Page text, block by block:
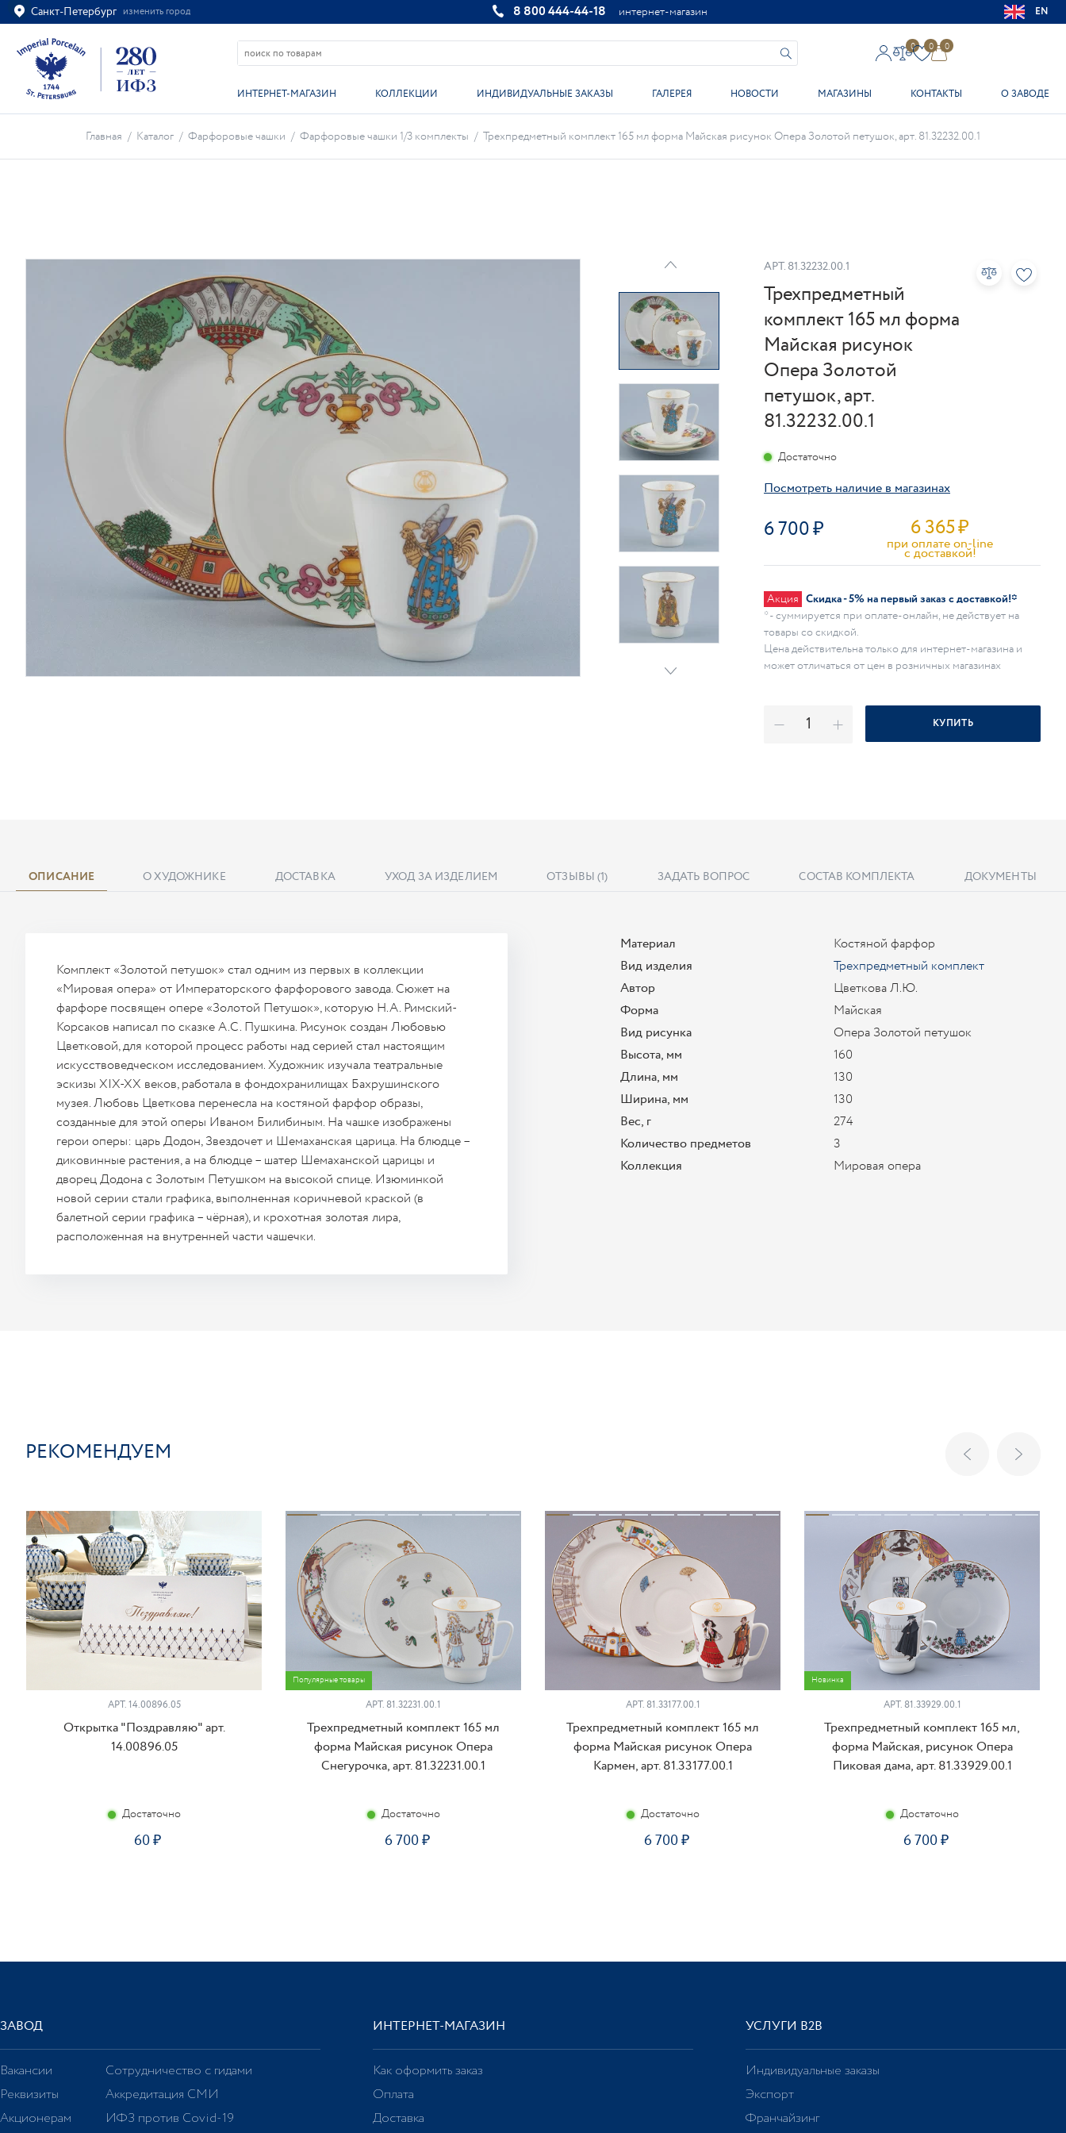
Санкт-Петербург изменить город
Ваш город Санкт-Петербург?
ВСЁ ВЕРНО ИЗМЕНИТЬ
8 800 444-44-18 интернет-магазин EN
0 0 0
ИНТЕРНЕТ-МАГАЗИН КОЛЛЕКЦИИ ИНДИВИДУАЛЬНЫЕ ЗАКАЗЫ ГАЛЕРЕЯ НОВОСТИ МАГАЗИНЫ КОНТАКТЫ О ЗАВОДЕ
Главная / Каталог / Фарфоровые чашки / Фарфоровые чашки 1/3 комплекты / Трехпредметный комплект 165 мл форма Майская рисунок Опера Золотой петушок, арт. 81.32232.00.1
АРТ. 81.32232.00.1
Трехпредметный
комплект 165 мл форма
Майская рисунок
Опера Золотой
петушок, арт.
81.32232.00.1
6 700 6 365₽
при оплате on-line
c доставкой!
Посмотреть наличие в магазинах
Достаточно
Акция Скидка - 5% на первый заказ с доставкой!*
* - суммируется при оплате-онлайн, не действует на
товары со скидкой.
Цена действительна только для интернет-магазина и
может отличаться от цен в розничных магазинах
КУПИТЬ
ОПИСАНИЕ О ХУДОЖНИКЕ ДОСТАВКА УХОД ЗА ИЗДЕЛИЕМ ОТЗЫВЫ (1) ЗАДАТЬ ВОПРОС СОСТАВ КОМПЛЕКТА ДОКУМЕНТЫ
Комплект «Золотой петушок» стал одним из первых в коллекции
«Мировая опера» от Императорского фарфорового завода. Сюжет на
фарфоре посвящен опере «Золотой Петушок», которую Н.А. Римский-
Корсаков написал по сказке А.С. Пушкина. Рисунок создан Любовью
Цветковой, для которой процесс работы над серией стал настоящим
искусствоведческом исследованием. Художник изучала театральные
эскизы XIX-XX веков, работала в фондохранилищах Бахрушинского
музея. Любовь Цветкова перенесла на костяной фарфор образы,
созданные для этой оперы Иваном Билибиным. На чашке изображены
герои оперы: царь Додон, Звездочет и Шемаханская царица. На блюдце –
диковинные растения, а на блюдце – шатер Шемаханской царицы и
дворец Додона с Золотым Петушком на высокой спице. Изюминкой
новой серии стали графика, выполненная коричневой краской (в
балетной серии графика – чёрная), и крохотная золотая лира,
расположенная на внутренней части чашечки.
Материал
Костяной фарфор
Вид изделия
Трехпредметный комплект
Автор
Цветкова Л.Ю.
Форма
Майская
Вид рисунка
Опера Золотой петушок
Высота, мм
160
Длина, мм
130
Ширина, мм
130
Вес, г
274
Количество предметов
3
Коллекция
Мировая опера
РЕКОМЕНДУЕМ
АРТ. 14.00896.05
Открытка "Поздравляю" арт.
14.00896.05
Достаточно
60
Популярные товары
АРТ. 81.32231.00.1
Трехпредметный комплект 165 мл
форма Майская рисунок Опера
Снегурочка, арт. 81.32231.00.1
Достаточно
6 700
АРТ. 81.33177.00.1
Трехпредметный комплект 165 мл
форма Майская рисунок Опера
Кармен, арт. 81.33177.00.1
Достаточно
6 700
Новинка
АРТ. 81.33929.00.1
Трехпредметный комплект 165 мл,
форма Майская, рисунок Опера
Пиковая дама, арт. 81.33929.00.1
Достаточно
6 700
ЗАВОД
Вакансии
Реквизиты
Акционерам
Сотрудничество с гидами
Аккредитация СМИ
ИФЗ против Covid-19
ИНТЕРНЕТ-МАГАЗИН
Как оформить заказ
Оплата
Доставка
УСЛУГИ В2В
Индивидуальные заказы
Экспорт
Франчайзинг